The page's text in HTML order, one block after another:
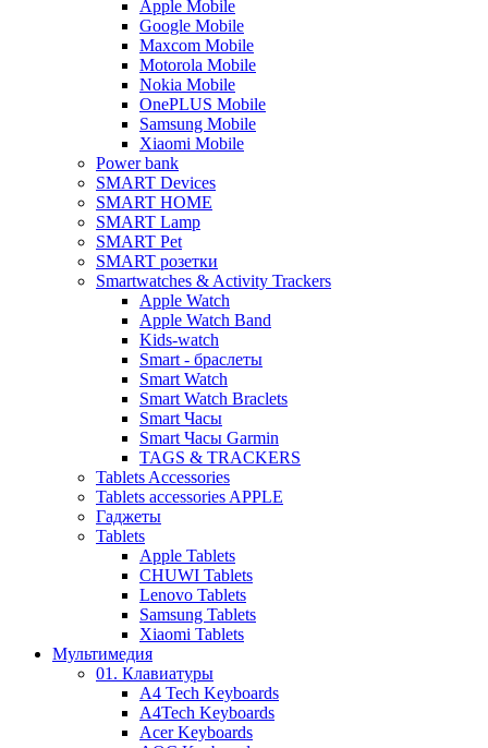
Apple Mobile
Google Mobile
Maxcom Mobile
Motorola Mobile
Nokia Mobile
OnePLUS Mobile
Samsung Mobile
Xiaomi Mobile
Power bank
SMART Devices
SMART HOME
SMART Lamp
SMART Pet
SMART розетки
Smartwatches & Activity Trackers
Apple Watch
Apple Watch Band
Kids-watch
Smart - браслеты
Smart Watch
Smart Watch Braclets
Smart Часы
Smart Часы Garmin
TAGS & TRACKERS
Tablets Accessories
Tablets accessories APPLE
Гаджеты
Tablets
Apple Tablets
CHUWI Tablets
Lenovo Tablets
Samsung Tablets
Xiaomi Tablets
Мультимедия
01. Клавиатуры
A4 Tech Keyboards
A4Tech Keyboards
Acer Keyboards